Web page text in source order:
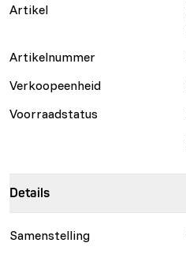
Artikel
Artikelnummer
Verkoopeenheid
Voorraadstatus
Details
Samenstelling